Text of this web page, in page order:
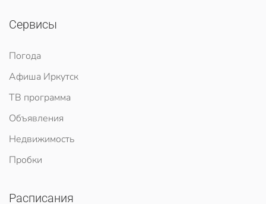
Сервисы
Погода
Афиша Иркутск
ТВ программа
Объявления
Недвижимость
Пробки
Расписания